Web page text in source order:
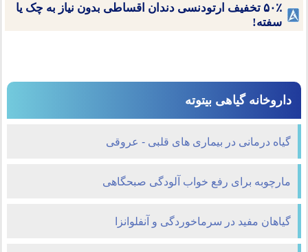
۵۰٪ تخفیف ارتودنسی دندان اقساطی بدون نیاز به چک یا
سفته!
داروخانه گیاهی بیتوته
گیاه درمانی در بیماری های قلبی - عروقی
مارچوبه برای رفع خواب آلودگی صبحگاهی
گیاهان مفید در سرماخوردگی و آنفلوانزا